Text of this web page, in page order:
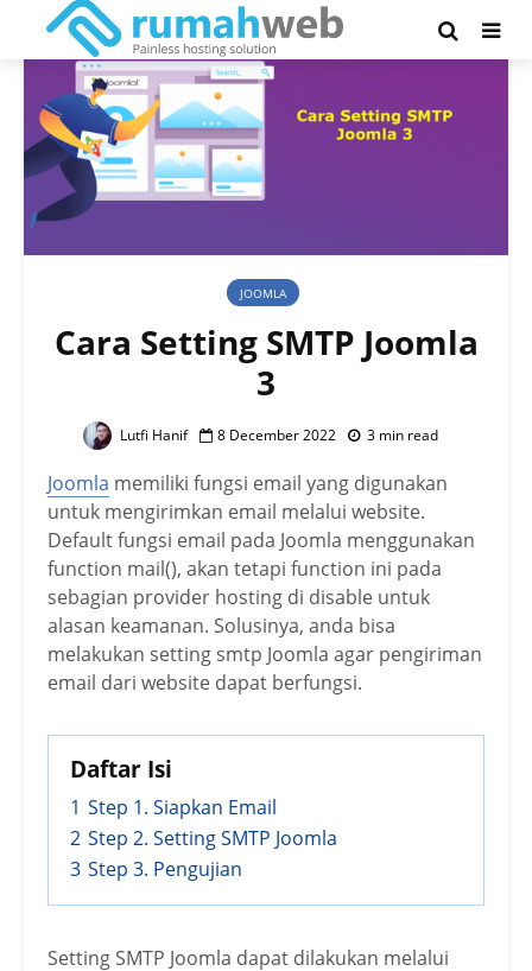
JOOMLA
Cara Setting SMTP Joomla
3
Lutfi Hanif 8 December 2022 3 min read
Joomla memiliki fungsi email yang digunakan
untuk mengirimkan email melalui website.
Default fungsi email pada Joomla menggunakan
function mail(), akan tetapi function ini pada
sebagian provider hosting di disable untuk
alasan keamanan. Solusinya, anda bisa
melakukan setting smtp Joomla agar pengiriman
email dari website dapat berfungsi.
Daftar Isi
1 Step 1. Siapkan Email
2 Step 2. Setting SMTP Joomla
3 Step 3. Pengujian
Setting SMTP Joomla dapat dilakukan melalui